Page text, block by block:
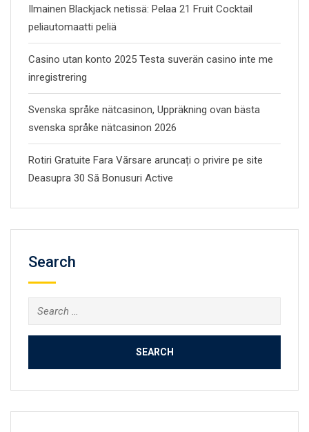
Ilmainen Blackjack netissä: Pelaa 21 Fruit Cocktail
peliautomaatti peliä
Casino utan konto 2025 Testa suverän casino inte me
inregistrering
Svenska språke nätcasinon, Uppräkning ovan bästa
svenska språke nätcasinon 2026
Rotiri Gratuite Fara Vărsare aruncați o privire pe site
Deasupra 30 Să Bonusuri Active
Search
Search
for: